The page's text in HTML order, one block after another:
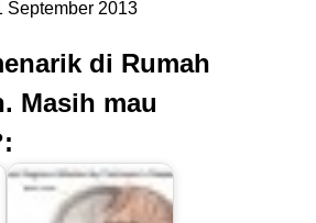
September 2013
di Rumah
Masih mau